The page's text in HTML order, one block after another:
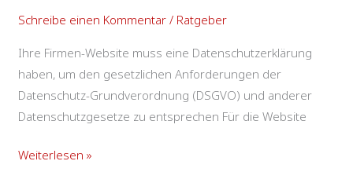
Schreibe einen Kommentar / Ratgeber
Ihre Firmen-Website muss eine Datenschutzerklärung
haben, um den gesetzlichen Anforderungen der
Datenschutz-Grundverordnung (DSGVO) und anderer
Datenschutzgesetze zu entsprechen Für die Website
veröffentlicht
Weiterlesen »